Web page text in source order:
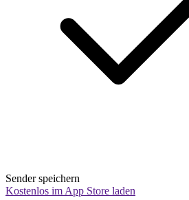
Sender speichern
Kostenlos im App Store laden